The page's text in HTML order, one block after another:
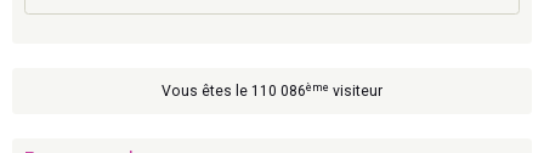
Vous êtes le 110 086ème visiteur